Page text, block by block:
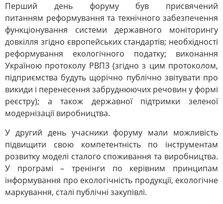
Перший день форуму був присвячений
питанням реформування та технічного забезпечення
функціонування системи державного моніторингу
довкілля згідно європейських стандартів; необхідності
реформування екологічного податку; виконання
Україною протоколу РВПЗ (згідно з цим протоколом,
підприємства будуть щорічно публічно звітувати про
викиди і перенесення забруднюючих речовин у формі
реєстру); а також державної підтримки зеленої
модернізації виробництва.
У другий день учасники форуму мали можливість
підвищити свою компетентність по інструментам
розвитку моделі сталого споживання та виробництва.
У програмі – тренінги по керівним принципам
інформування про екологічність продукції, екологічне
маркування, сталі публічні закупівлі.